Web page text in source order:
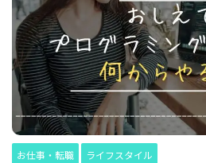
お仕事・転職 ライフスタイル